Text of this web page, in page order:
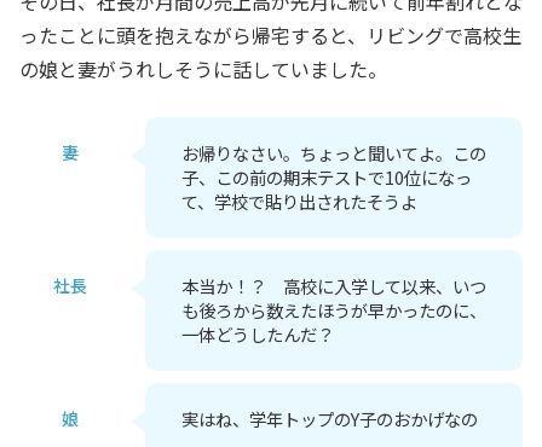
ったことに頭を抱えながら帰宅すると、リビングで高校生
の娘と妻がうれしそうに話していました。
妻
お帰りなさい。ちょっと聞いてよ。この
子、この前の期末テストで10位になっ
て、学校で貼り出されたそうよ
社長
本当か！？ 高校に入学して以来、いつ
も後ろから数えたほうが早かったのに、
一体どうしたんだ？
娘 実はね、学年トップのY子のおかげなの